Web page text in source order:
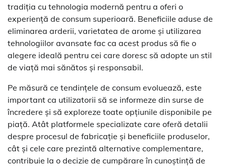
tradiția cu tehnologia modernă pentru a oferi o
experiență de consum superioară. Beneficiile aduse de
eliminarea arderii, varietatea de arome și utilizarea
tehnologiilor avansate fac ca acest produs să fie o
alegere ideală pentru cei care doresc să adopte un stil
de viață mai sănătos și responsabil.
Pe măsură ce tendințele de consum evoluează, este
important ca utilizatorii să se informeze din surse de
încredere și să exploreze toate opțiunile disponibile pe
piață. Atât platformele specializate care oferă detalii
despre procesul de fabricație și beneficiile produselor,
cât și cele care prezintă alternative complementare,
contribuie la o decizie de cumpărare în cunoștință de